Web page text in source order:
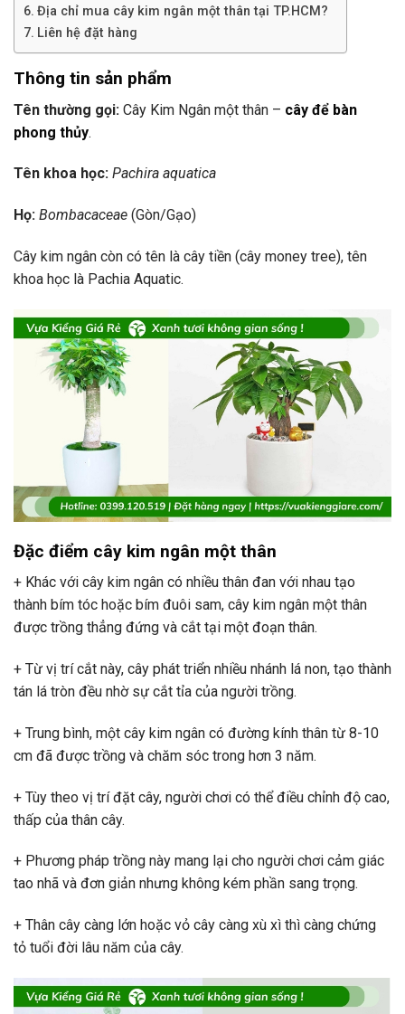
Địa chỉ mua cây kim ngân một thân tại TP.HCM?
Liên hệ đặt hàng
Thông tin sản phẩm
Tên thường gọi: Cây Kim Ngân một thân – cây để bàn
phong thủy.
Tên khoa học: Pachira aquatica
Họ: Bombacaceae (Gòn/Gạo)
Cây kim ngân còn có tên là cây tiền (cây money tree), tên
khoa học là Pachia Aquatic.
Đặc điểm cây kim ngân một thân
+ Khác với cây kim ngân có nhiều thân đan với nhau tạo
thành bím tóc hoặc bím đuôi sam, cây kim ngân một thân
được trồng thẳng đứng và cắt tại một đoạn thân.
+ Từ vị trí cắt này, cây phát triển nhiều nhánh lá non, tạo thành
tán lá tròn đều nhờ sự cắt tỉa của người trồng.
+ Trung bình, một cây kim ngân có đường kính thân từ 8-10
cm đã được trồng và chăm sóc trong hơn 3 năm.
+ Tùy theo vị trí đặt cây, người chơi có thể điều chỉnh độ cao,
thấp của thân cây.
+ Phương pháp trồng này mang lại cho người chơi cảm giác
tao nhã và đơn giản nhưng không kém phần sang trọng.
+ Thân cây càng lớn hoặc vỏ cây càng xù xì thì càng chứng
tỏ tuổi đời lâu năm của cây.